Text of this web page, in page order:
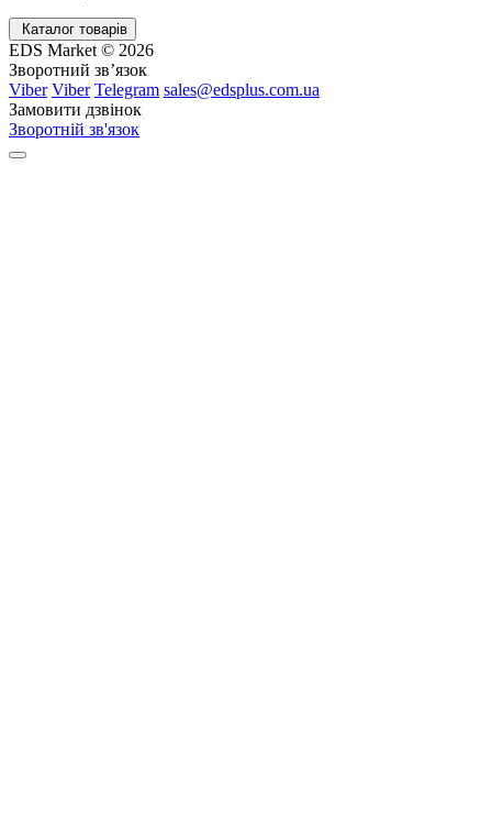
Каталог товарів
EDS Market © 2026
Зворотний зв’язок
Viber Viber Telegram sales@edsplus.com.ua
Замовити дзвінок
Зворотній зв'язок